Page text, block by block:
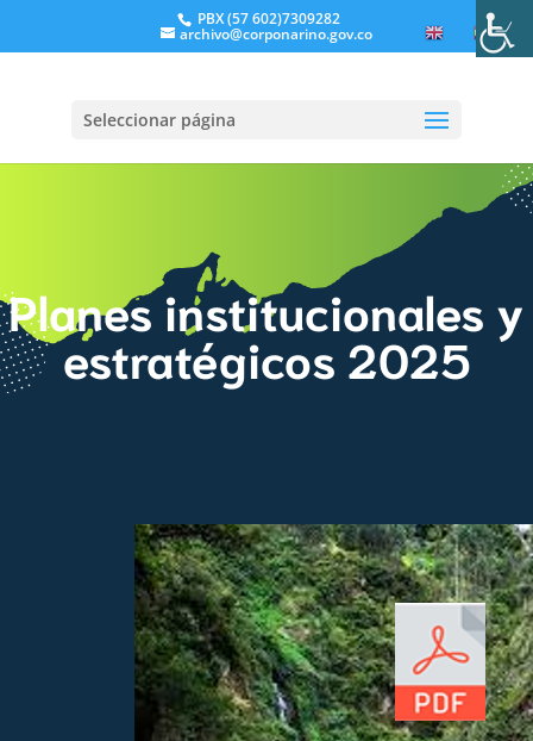
PBX (57 602)7309282
archivo@corponarino.gov.co
Seleccionar página
Planes institucionales y
estratégicos 2025
ES